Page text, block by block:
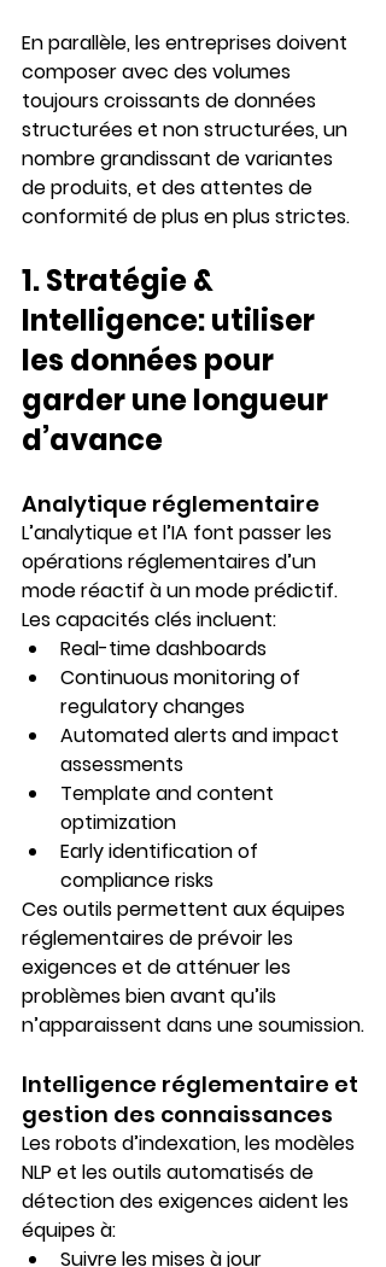
En parallèle, les entreprises doivent
composer avec des volumes
toujours croissants de données
structurées et non structurées, un
nombre grandissant de variantes
de produits, et des attentes de
conformité de plus en plus strictes.
1. Stratégie &
Intelligence: utiliser
les données pour
garder une longueur
d’avance
Analytique réglementaire
L’analytique et l’IA font passer les
opérations réglementaires d’un
mode réactif à un mode prédictif.
Les capacités clés incluent:
Real-time dashboards
Continuous monitoring of
regulatory changes
Automated alerts and impact
assessments
Template and content
optimization
Early identification of
compliance risks
Ces outils permettent aux équipes
réglementaires de prévoir les
exigences et de atténuer les
problèmes bien avant qu’ils
n’apparaissent dans une soumission.
Intelligence réglementaire et
gestion des connaissances
Les robots d’indexation, les modèles
NLP et les outils automatisés de
détection des exigences aident les
équipes à:
Suivre les mises à jour